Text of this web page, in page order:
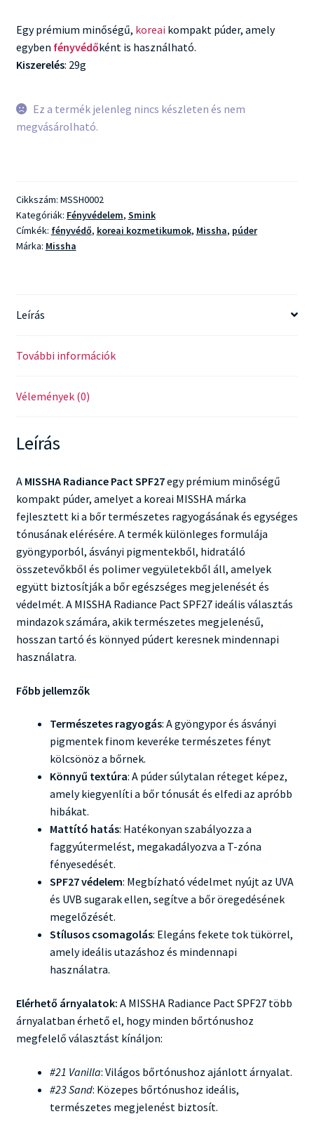
Egy prémium minőségű, koreai kompakt púder, amely
egyben fényvédőként is használható.
Kiszerelés: 29g
Ez a termék jelenleg nincs készleten és nem
megvásárolható.
Cikkszám: MSSH0002
Kategóriák: Fényvédelem, Smink
Címkék: fényvédő, koreai kozmetikumok, Missha, púder
Márka: Missha
Leírás
További információk
Vélemények (0)
Leírás
A MISSHA Radiance Pact SPF27egy prémium minőségű
kompakt púder, amelyet a koreai MISSHA márka
fejlesztett ki a bőr természetes ragyogásának és egységes
tónusának elérésére. A termék különleges formulája
gyöngyporból, ásványi pigmentekből, hidratáló
összetevőkből és polimer vegyületekből áll, amelyek
együtt biztosítják a bőr egészséges megjelenését és
védelmét. A MISSHA Radiance Pact SPF27 ideális választás
mindazok számára, akik természetes megjelenésű,
hosszan tartó és könnyed púdert keresnek mindennapi
használatra.
Főbb jellemzők
Természetes ragyogás: A gyöngypor és ásványi
pigmentek finom keveréke természetes fényt
kölcsönöz a bőrnek.
Könnyű textúra: A púder súlytalan réteget képez,
amely kiegyenlíti a bőr tónusát és elfedi az apróbb
hibákat.
Mattító hatás: Hatékonyan szabályozza a
faggyútermelést, megakadályozva a T-zóna
fényesedését.
SPF27 védelem: Megbízható védelmet nyújt az UVA
és UVB sugarak ellen, segítve a bőr öregedésének
megelőzését.
Stílusos csomagolás: Elegáns fekete tok tükörrel,
amely ideális utazáshoz és mindennapi
használatra.
Elérhető árnyalatok: A MISSHA Radiance Pact SPF27 több
árnyalatban érhető el, hogy minden bőrtónushoz
megfelelő választást kínáljon:
#21 Vanilla: Világos bőrtónushoz ajánlott árnyalat.
#23 Sand: Közepes bőrtónushoz ideális,
természetes megjelenést biztosít.